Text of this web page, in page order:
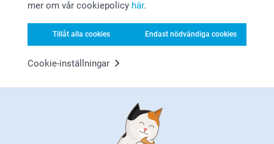
mer om vår cookiepolicy här.
Tillåt alla cookies Endast nödvändiga cookies
Cookie-inställningar
38 cm
12,5 cm
41,5 cm
14 cm
Nöjd kundgaranti